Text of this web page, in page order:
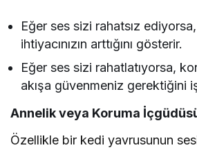
Eğer ses sizi rahatsız
ihtiyacınızın arttığını gösterir.
Eğer ses sizi rahatlatıyorsa,
akışa güvenmeniz gerektiğini
Annelik veya Koruma
Özellikle bir kedi yavrusunun